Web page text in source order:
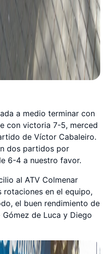
a medio terminar con
con victoria 7-5, merced
de Víctor Cabaleiro.
dos partidos por
6-4 a nuestro favor.
al ATV Colmenar
rotaciones en el equipo,
el buen rendimiento de
Gómez de Luca y Diego